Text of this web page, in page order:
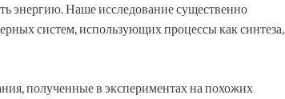
энергию. Наше исследование существенно
систем, использующих процессы как синтеза,
полученные в экспериментах на похожих